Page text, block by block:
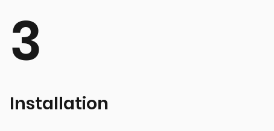
3
Installation